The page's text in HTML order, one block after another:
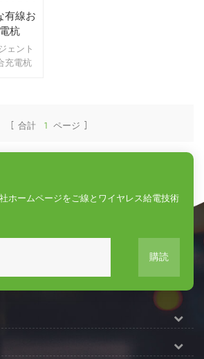
有線お
杭
ェント
充電杭
[ 合計 1 ページ ]
ホームページをご線とワイヤレス給電技術
購読